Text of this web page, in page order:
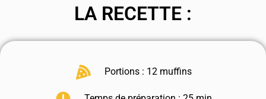
LA RECETTE :
Portions : 12 muffins